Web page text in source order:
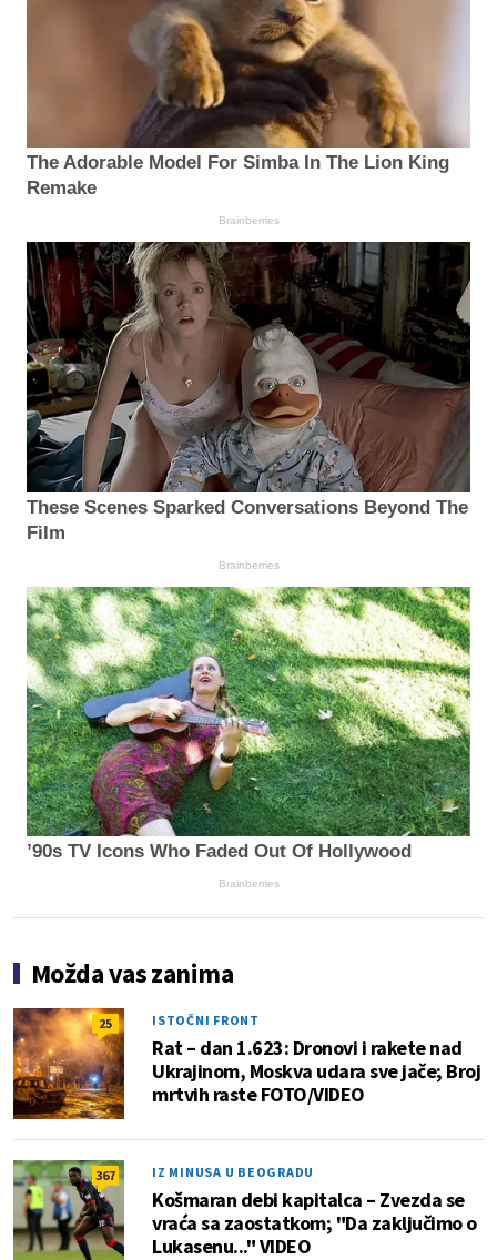
The Adorable Model For Simba In The Lion King
Remake
Brainberries
These Scenes Sparked Conversations Beyond The
Film
Brainberries
’90s TV Icons Who Faded Out Of Hollywood
Brainberries
Možda vas zanima
25 ISTOČNI FRONT
Rat – dan 1.623: Dronovi i rakete nad
Ukrajinom, Moskva udara sve jače; Broj
mrtvih raste FOTO/VIDEO
367 IZ MINUSA U BEOGRADU
Košmaran debi kapitalca – Zvezda se
vraća sa zaostatkom; "Da zaključimo o
Lukasenu..." VIDEO